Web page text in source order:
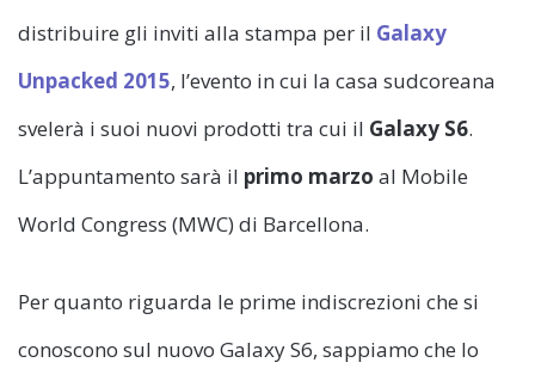
distribuire gli inviti alla stampa per il Galaxy
Unpacked 2015, l’evento in cui la casa sudcoreana
svelerà i suoi nuovi prodotti tra cui il Galaxy S6.
L’appuntamento sarà il primo marzo al Mobile
World Congress (MWC) di Barcellona.
Per quanto riguarda le prime indiscrezioni che si
conoscono sul nuovo Galaxy S6, sappiamo che lo